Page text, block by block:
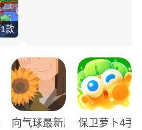
款
居游戏无广告版
向气球最新版 保卫萝卜4手